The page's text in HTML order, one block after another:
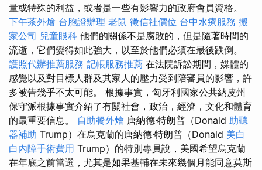
量或特殊的利益，或者是一些有影響力的政府會員資格。
下午茶外燴 台胞證辦理 老鼠 徵信社價位 台中水療服務 搬
家公司 兒童眼科 他們的關係不是腐敗的，但是隨著時間的
流逝，它們變得如此強大，以至於他們必須在最後跌倒。
護照代辦推薦服務 記帳服務推薦 在法院訴訟期間，媒體的
感覺以及對目標人群及其家人的壓力受到陪審員的影響，許
多被告幾乎不太可能。 根據事實，匈牙利國家公共納皮州
保守派根據事實介紹了有關社會，政治，經濟，文化和體育
的最重要信息。 自助餐外燴 唐納德·特朗普（Donald 助聽
器補助 Trump）在烏克蘭的唐納德·特朗普（Donald 美白
白內障手術費用 Trump）的特別專員說，美國希望烏克蘭
在年底之前當選，尤其是如果基輔在未來幾個月能同意莫斯